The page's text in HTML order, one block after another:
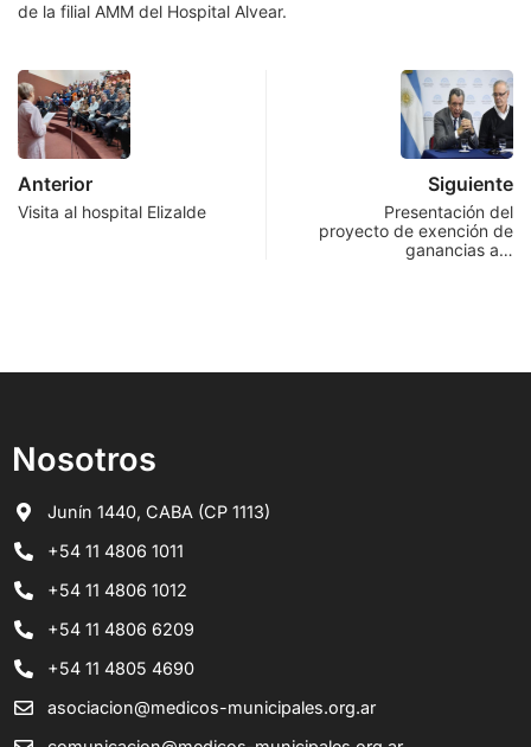
de la filial AMM del Hospital Alvear.
Anterior
Visita al hospital Elizalde
Siguiente
Presentación del
proyecto de exención de
ganancias a…
Nosotros
Junín 1440, CABA (CP 1113)
+54 11 4806 1011
+54 11 4806 1012
+54 11 4806 6209
+54 11 4805 4690
asociacion@medicos-municipales.org.ar